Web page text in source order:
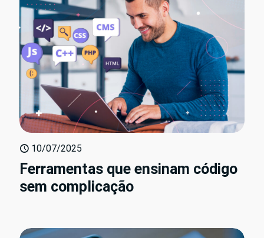
10/07/2025
Ferramentas que ensinam código
sem complicação